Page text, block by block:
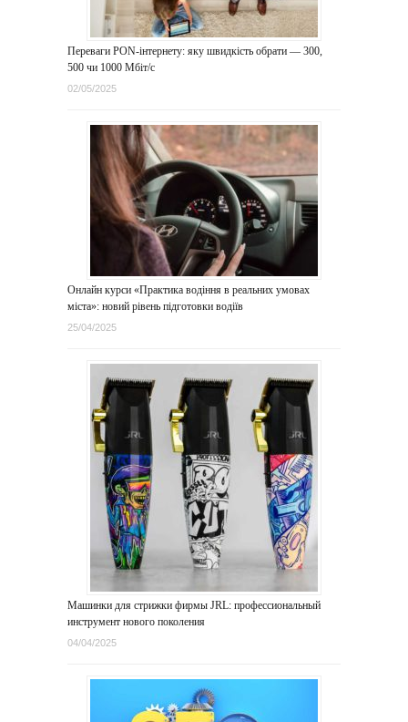
Переваги PON-інтернету: яку швидкість обрати — 300,
500 чи 1000 Мбіт/с
02/05/2025
Онлайн курси «Практика водіння в реальних умовах
міста»: новий рівень підготовки водіїв
25/04/2025
Машинки для стрижки фирмы JRL: профессиональный
инструмент нового поколения
04/04/2025